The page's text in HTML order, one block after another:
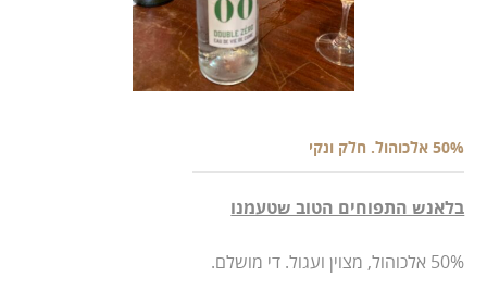
50% אלכוהול. חלק ונקי
בלאנש התפוחים הטוב שטעמנו
50% אלכוהול, מצוין ועגול. די מושלם.